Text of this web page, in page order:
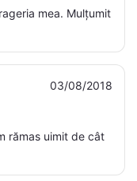
mea. Mulțumit
03/08/2018
rămas uimit de cât